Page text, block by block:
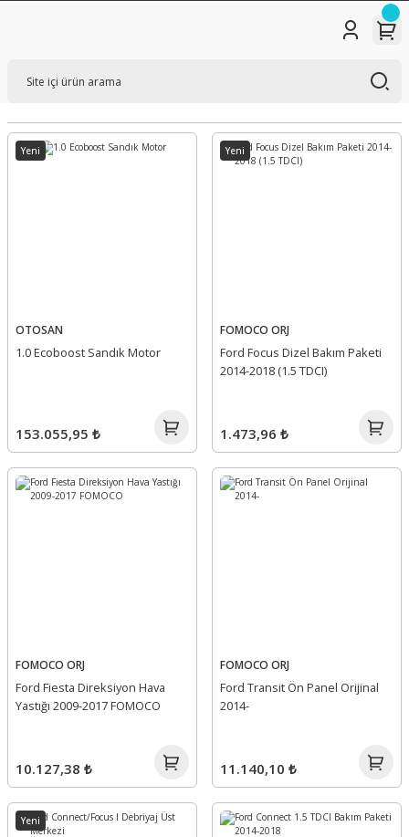
Yeni
OTOSAN
1.0 Ecoboost Sandık Motor
153.055,95 ₺
Yeni
FOMOCO ORJ
Ford Focus Dizel Bakım Paketi
2014-2018 (1.5 TDCI)
1.473,96 ₺
FOMOCO ORJ
Ford Fiesta Direksiyon Hava
Yastığı 2009-2017 FOMOCO
10.127,38 ₺
FOMOCO ORJ
Ford Transit Ön Panel Orijinal
2014-
11.140,10 ₺
Yeni